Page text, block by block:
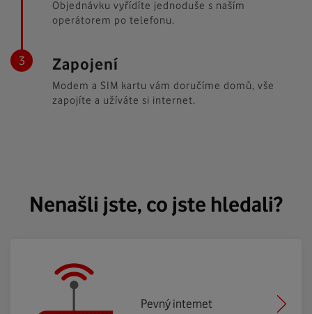
Objednávku vyřídíte jednoduše s naším
operátorem po telefonu.
Zapojení
Modem a SIM kartu vám doručíme domů, vše
zapojíte a užíváte si internet.
Nenašli jste, co jste hledali?
Pevný internet